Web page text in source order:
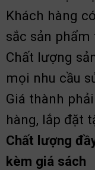
Khách hàng
sắc sản
Chất lượng
mọi nhu cầu
Giá thành
hàng, lắp đặt
Chất lượng
kèm giá sách